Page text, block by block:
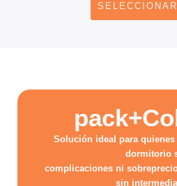
Solución ideal para
dormitorio
complicaciones ni
sin